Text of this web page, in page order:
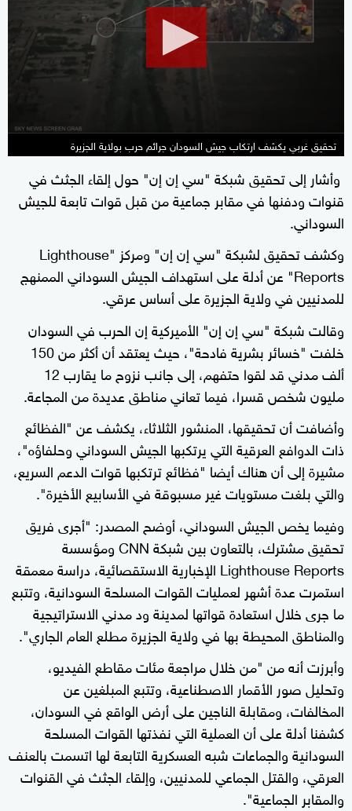
minutes,
6
seconds
تحقيق غربي يكشف ارتكاب جيش السودان جرائم حرب بولاية الجزيرة
وأشار إلى تحقيق شبكة "سي إن إن" حول إلقاء الجثث في
قنوات ودفنها في مقابر جماعية من قبل قوات تابعة للجيش
السوداني.
وكشف تحقيق لشبكة "سي إن إن" ومركز "Lighthouse
Reports" عن أدلة على استهداف الجيش السوداني الممنهج
للمدنيين في ولاية الجزيرة على أساس عرقي.
وقالت شبكة "سي إن إن" الأميركية إن الحرب في السودان
خلفت "خسائر بشرية فادحة"، حيث يعتقد أن أكثر من 150
ألف مدني قد لقوا حتفهم، إلى جانب نزوح ما يقارب 12
مليون شخص قسرا، فيما تعاني مناطق عديدة من المجاعة.
وأضافت أن تحقيقها، المنشور الثلاثاء، يكشف عن "الفظائع
ذات الدوافع العرقية التي يرتكبها الجيش السوداني وحلفاؤه"،
مشيرة إلى أن هناك أيضا "فظائع ترتكبها قوات الدعم السريع،
والتي بلغت مستويات غير مسبوقة في الأسابيع الأخيرة".
وفيما يخص الجيش السوداني، أوضح المصدر: "أجرى فريق
تحقيق مشترك، بالتعاون بين شبكة CNN ومؤسسة
Lighthouse Reports الإخبارية الاستقصائية، دراسة معمقة
استمرت عدة أشهر لعمليات القوات المسلحة السودانية، وتتبع
ما جرى خلال استعادة قواتها لمدينة ود مدني الاستراتيجية
والمناطق المحيطة بها في ولاية الجزيرة مطلع العام الجاري".
وأبرزت أنه من "من خلال مراجعة مئات مقاطع الفيديو،
وتحليل صور الأقمار الاصطناعية، وتتبع المبلغين عن
المخالفات، ومقابلة الناجين على أرض الواقع في السودان،
كشفنا أدلة على أن العملية التي نفذتها القوات المسلحة
السودانية والجماعات شبه العسكرية التابعة لها اتسمت بالعنف
العرقي، والقتل الجماعي للمدنيين، وإلقاء الجثث في القنوات
والمقابر الجماعية".